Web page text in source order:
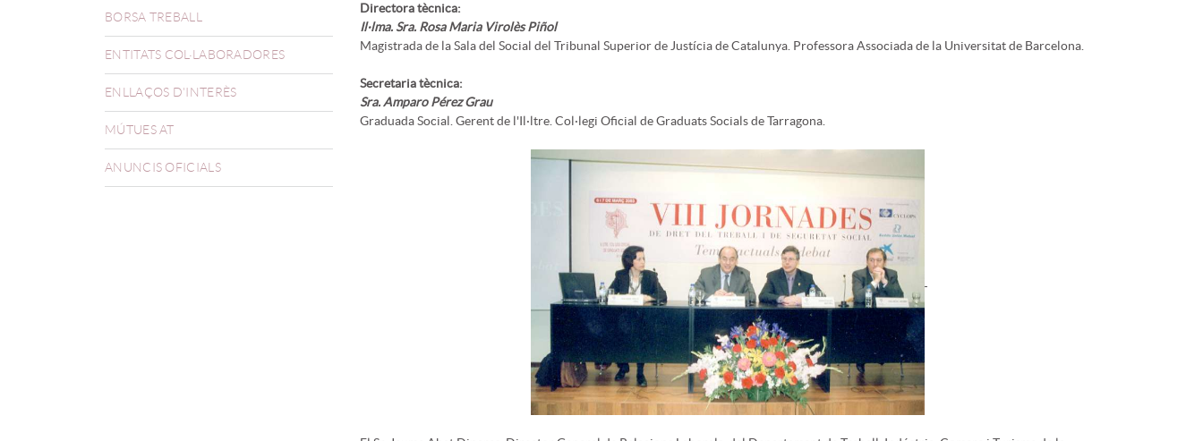
BORSA TREBALL
ENTITATS COL·LABORADORES
ENLLAÇOS D'INTERÈS
MÚTUES AT
ANUNCIS OFICIALS
Directora tècnica:
Il·lma. Sra. Rosa Maria Virolès Piñol
Magistrada de la Sala del Social del Tribunal Superior de Justícia de Catalunya. Professora Associada de la Universitat de Barcelona.
Secretaria tècnica:
Sra. Amparo Pérez Grau
Graduada Social. Gerent de l'Il·ltre. Col·legi Oficial de Graduats Socials de Tarragona.